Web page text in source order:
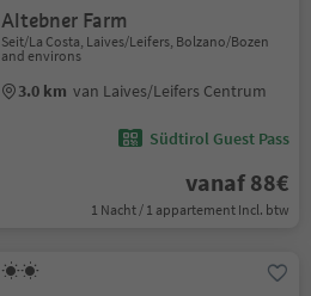
Altebner Farm
Seit/La Costa, Laives/Leifers, Bolzano/Bozen
and environs
3.0 km van Laives/Leifers Centrum
Südtirol Guest Pass
vanaf 88€
1 Nacht / 1 appartement Incl. btw